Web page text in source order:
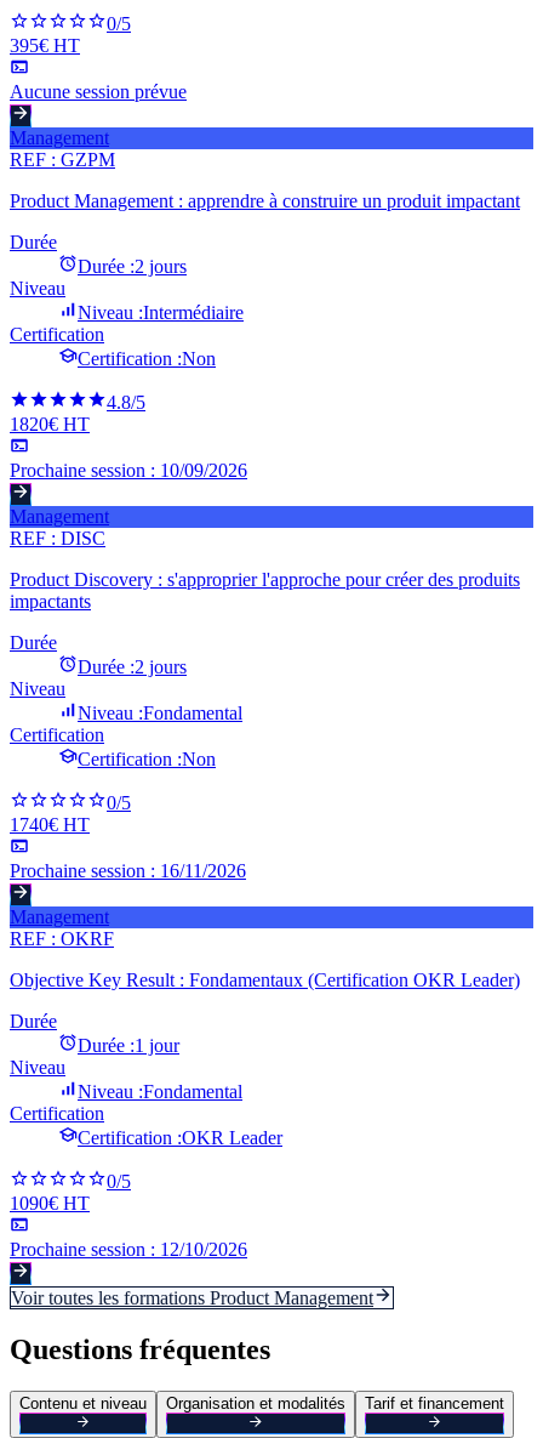
0/5
395€ HT
Aucune session prévue
Management
REF : GZPM
Product Management : apprendre à construire un produit impactant
Durée
Durée :2 jours
Niveau
Niveau :Intermédiaire
Certification
Certification :Non
4.8/5
1820€ HT
Prochaine session : 10/09/2026
Management
REF : DISC
Product Discovery : s'approprier l'approche pour créer des produits
impactants
Durée
Durée :2 jours
Niveau
Niveau :Fondamental
Certification
Certification :Non
0/5
1740€ HT
Prochaine session : 16/11/2026
Management
REF : OKRF
Objective Key Result : Fondamentaux (Certification OKR Leader)
Durée
Durée :1 jour
Niveau
Niveau :Fondamental
Certification
Certification :OKR Leader
0/5
1090€ HT
Prochaine session : 12/10/2026
Voir toutes les formations Product Management
Questions fréquentes
Contenu et niveau Organisation et modalités Tarif et financement